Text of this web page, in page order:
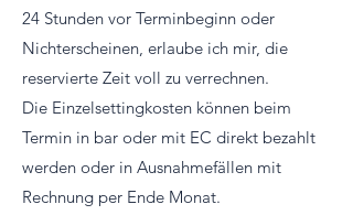
24 Stunden vor Terminbeginn oder
Nichterscheinen, erlaube ich mir, die
reservierte Zeit voll zu verrechnen.
Die Einzelsettingkosten können beim
Termin in bar oder mit EC direkt bezahlt
werden oder in Ausnahmefällen mit
Rechnung per Ende Monat.